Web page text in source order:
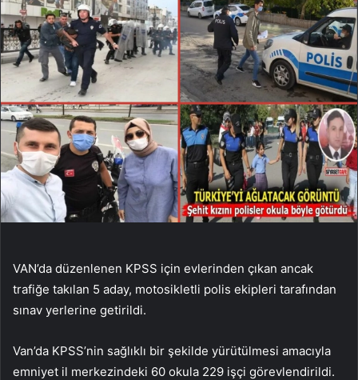
VAN’da düzenlenen KPSS için evlerinden çıkan ancak
trafiğe takılan 5 aday, motosikletli polis ekipleri tarafından
sınav yerlerine getirildi.
Van’da KPSS’nin sağlıklı bir şekilde yürütülmesi amacıyla
emniyet il merkezindeki 60 okula 229 işçi görevlendirildi.